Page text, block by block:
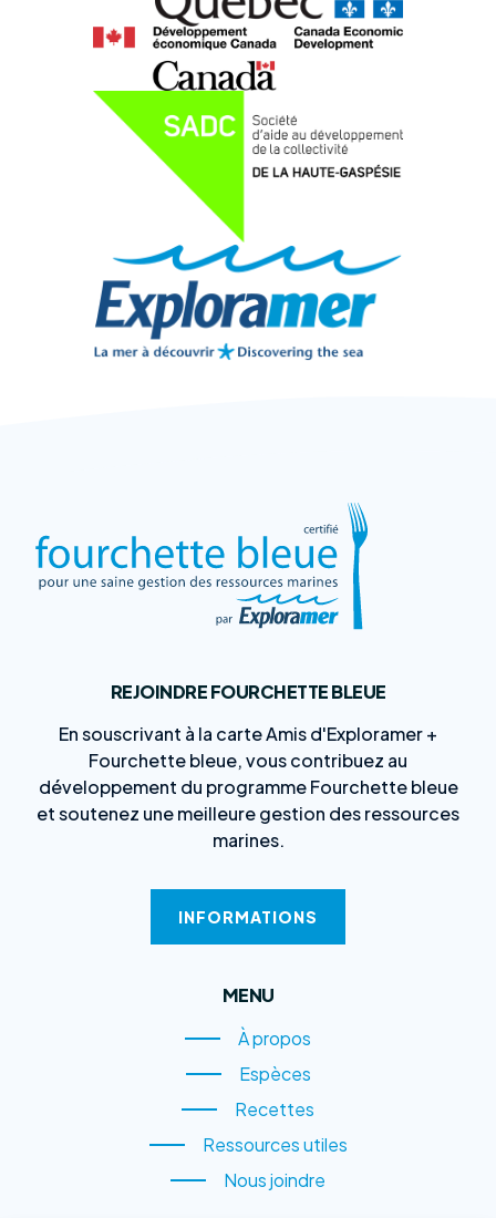
REJOINDRE FOURCHETTE BLEUE
En souscrivant à la carte Amis d'Exploramer +
Fourchette bleue, vous contribuez au
développement du programme Fourchette bleue
et soutenez une meilleure gestion des ressources
marines.
INFORMATIONS
MENU
À propos
À propos
Espèces
Espèces
Recettes
Recettes
Ressources utiles
Ressources utiles
Nous joindre